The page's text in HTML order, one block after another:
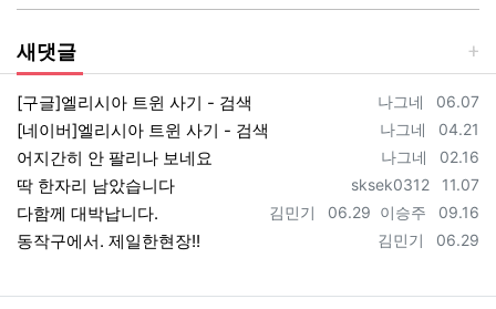
새댓글
등록자
나그네 등록일
06.07
[구글]엘리시아 트윈 사기 - 검색
등록자
나그네 등록일
04.21
[네이버]엘리시아 트윈 사기 - 검색
등록자
나그네 등록일
02.16
어지간히 안 팔리나 보네요
등록자
sksek0312 등록일
11.07
딱 한자리 남았습니다
등록자
이승주 등록일
09.16
등록자
김민기 등록일
06.29
다함께 대박납니다.
등록자
김민기 등록일
06.29
동작구에서. 제일한현장!!